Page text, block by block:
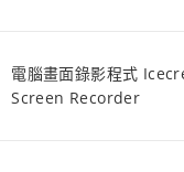
電腦畫面錄影程式
Screen Recorder